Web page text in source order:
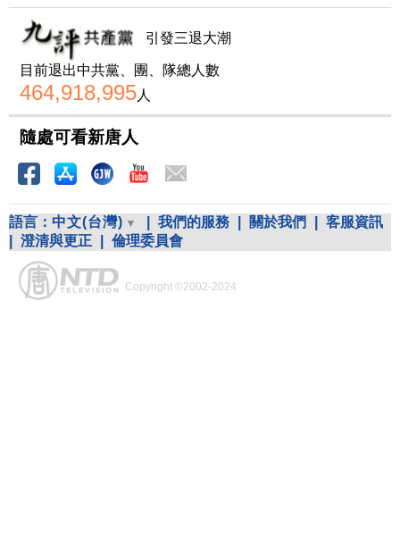
引發三退大潮
目前退出中共黨、團、隊總人數
464,918,995人
隨處可看新唐人
語言： 中文(台灣) 我們的服務 關於我們
客服資訊
澄清與更正 倫理委員會
Copyright ©2002-2024